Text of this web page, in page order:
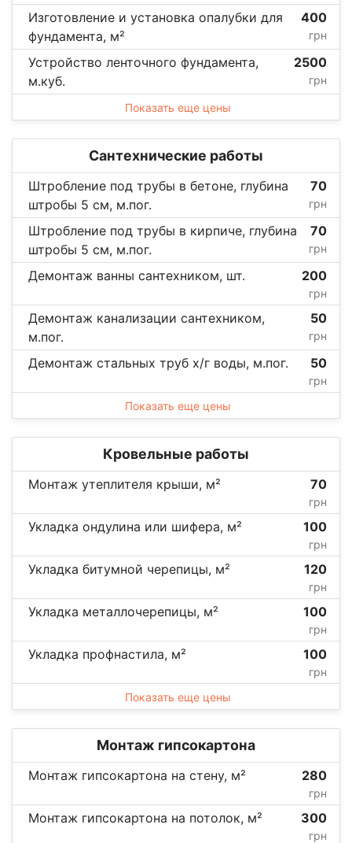
Изготовление и установка опалубки для
фундамента, м²
400
грн
Устройство ленточного фундамента,
м.куб.
2500
грн
Показать еще цены
Сантехнические работы
Штробление под трубы в бетоне, глубина
штробы 5 см, м.пог.
70
грн
Штробление под трубы в кирпиче, глубина
штробы 5 см, м.пог.
70
грн
Демонтаж ванны сантехником, шт. 200
грн
Демонтаж канализации сантехником,
м.пог.
50
грн
Демонтаж стальных труб х/г воды, м.пог. 50
грн
Показать еще цены
Кровельные работы
Монтаж утеплителя крыши, м² 70
грн
Укладка ондулина или шифера, м² 100
грн
Укладка битумной черепицы, м² 120
грн
Укладка металлочерепицы, м² 100
грн
Укладка профнастила, м² 100
грн
Показать еще цены
Монтаж гипсокартона
Монтаж гипсокартона на стену, м² 280
грн
Монтаж гипсокартона на потолок, м² 300
грн